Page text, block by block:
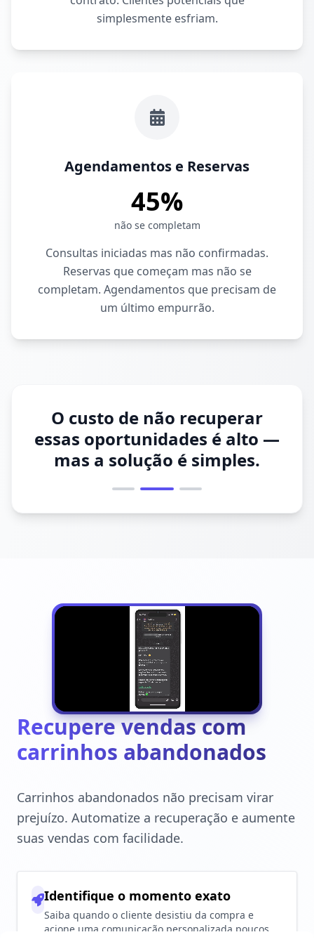
simplesmente esfriam.
Agendamentos e Reservas
45%
não se completam
Consultas iniciadas mas não confirmadas.
Reservas que começam mas não se
completam. Agendamentos que precisam de
um último empurrão.
O custo de não recuperar
essas oportunidades é alto —
mas a solução é simples.
Recupere vendas com
carrinhos abandonados
Carrinhos abandonados não precisam virar
prejuízo. Automatize a recuperação e aumente
suas vendas com facilidade.
Identifique o momento exato
Saiba quando o cliente desistiu da compra e
acione uma comunicação personalizada poucos